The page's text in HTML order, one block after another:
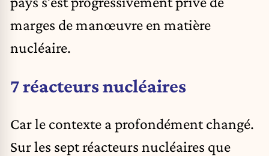
marges de manœuvre en matière
nucléaire.
7 réacteurs nucléaires
Car le contexte a profondément changé.
Sur les sept réacteurs nucléaires que